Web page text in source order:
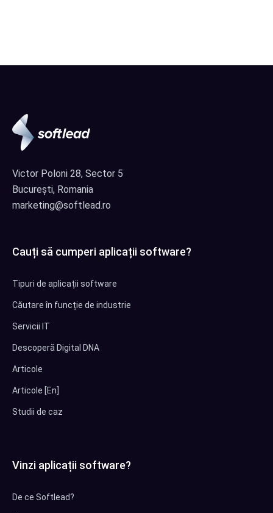
Victor Poloni 28, Sector 5
București, Romania
marketing@softlead.ro
Cauți să cumperi aplicații software?
Tipuri de aplicații software
Căutare în funcție de industrie
Servicii IT
Descoperă Digital DNA
Articole
Articole [En]
Studii de caz
Vinzi aplicații software?
De ce Softlead?